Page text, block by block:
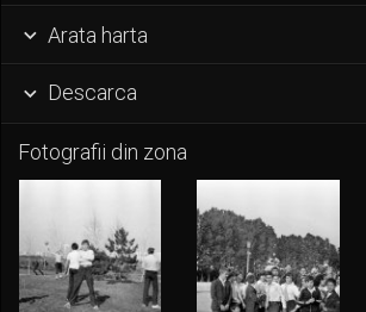
 Arata harta
 Descarca
Fotografii din zona